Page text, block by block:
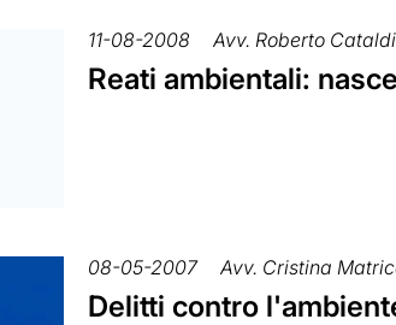
11-08-2008 Avv. Roberto Cataldi
Reati ambientali:
08-05-2007 Avv. Cristina
Delitti contro